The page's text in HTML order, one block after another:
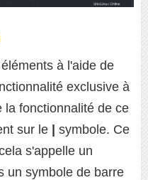
à l'aide de
exclusive à
la fonctionnalité de ce
sur le | symbole. Ce
s'appelle un
un symbole de barre